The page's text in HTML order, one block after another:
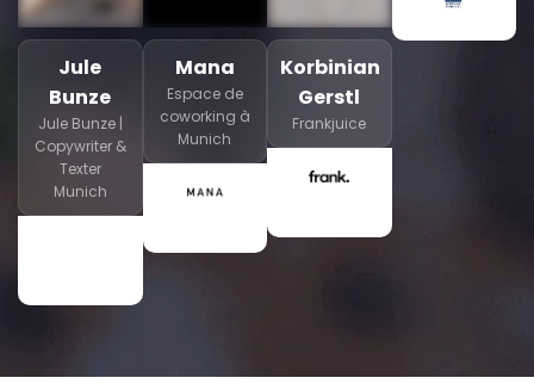
Jule
Bunze
Jule Bunze |
Copywriter &
Texter
Munich
Mana
Espace de
coworking à
Munich
Korbinian
Gerstl
Frankjuice